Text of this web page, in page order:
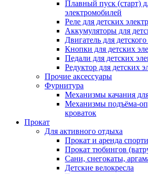
Плавный пуск (старт)
электромобилей
Реле для детских
Аккумуляторы для
Двигатель для
Кнопки для детских
Педали для детских
Редуктор для детских
Прочие аксессуары
Фурнитура
Механизмы качания
Механизмы подъёма-
кроваток
Прокат
Для активного отдыха
Прокат и аренда
Прокат тюбингов
Сани, снегокаты,
Детские велокресла